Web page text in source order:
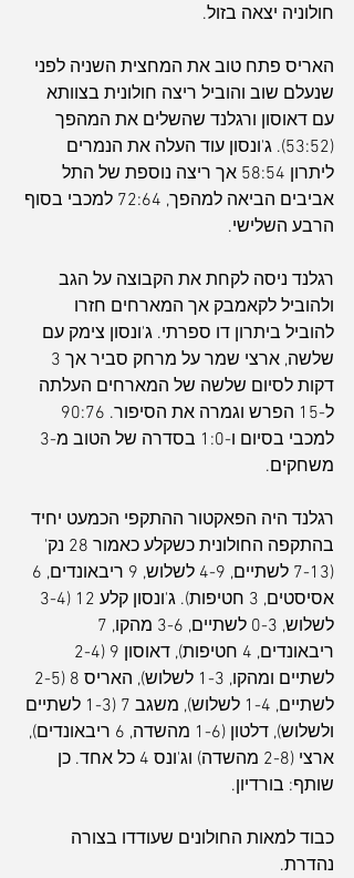
חולוניה יצאה בזול.
האריס פתח טוב את המחצית השניה לפני
שנעלם שוב והוביל ריצה חולונית בצוותא
עם דאוסון ורגלנד שהשלים את המהפך
(53:52). ג'ונסון עוד העלה את הנמרים
ליתרון 58:54 אך ריצה נוספת של התל
אביבים הביאה למהפך, 72:64 למכבי בסוף
הרבע השלישי.
רגלנד ניסה לקחת את הקבוצה על הגב
ולהוביל לקאמבק אך המארחים חזרו
להוביל ביתרון דו ספרתי. ג'ונסון צימק עם
דקות לסיום שלשה של המארחים העלתה
משחקים.
רגלנד היה הפאקטור ההתקפי הכמעט יחיד
בהתקפה החולונית כשקלע כאמור 28 נק'
לשתיים, 1-4 לשלוש), משגב 7 (1-3 לשתיים
ולשלוש), דלטון (1-6 מהשדה, 6 ריבאונדים),
ארצי (2-8 מהשדה) וג'ונס 4 כל אחד. כן
שותף: בורדיון.
כבוד למאות החולונים שעודדו בצורה
נהדרת.